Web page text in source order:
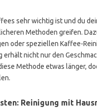
sehr wichtig ist und du
Methoden greifen.
oder speziellen Kaffee-
nicht nur den
Methode etwas länger,
Reinigung mit